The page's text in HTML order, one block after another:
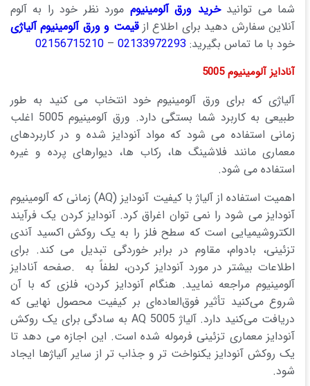
شما می توانیدخرید ورق آلومینیوم مورد نظر خود را به آلوم
آنلاین سفارش دهید برای اطلاع ازقیمت و ورق آلومینیوم آلیاژی
خود با ما تماس بگیرید: 02133972293
–
02156715210
آنادایز آلومینیوم 5005
آلیاژی که برای ورق آلومینیوم خود انتخاب می کنید به طور
طبیعی به کاربرد شما بستگی دارد. ورق آلومینیوم 5005 اغلب
زمانی استفاده می شود که مواد آنودایز شده و در کاربردهای
معماری مانند فلاشینگ ها، رکاب ها، دیوارهای پرده و غیره
استفاده می شود.
اهمیت استفاده از آلیاژ با کیفیت آنودایز (AQ) زمانی که آلومینیوم
آنودایز می شود را نمی توان اغراق کرد. آنودایز کردن یک فرآیند
الکتروشیمیایی است که سطح فلز را به یک روکش اکسید آندی
تزئینی، بادوام، مقاوم در برابر خوردگی تبدیل می کند. برای
اطلاعات بیشتر در مورد آنودایز کردن، لطفاً به .صفحه آنادایز
آلومینیوم مراجعه نمایید. هنگام آنودایز کردن، فلزی که با آن
شروع می‌کنید تأثیر فوق‌العاده‌ای بر کیفیت محصول نهایی که
دریافت می‌کنید دارد. آلیاژ 5005 AQ به سادگی برای یک روکش
آنودایز معماری تزئینی فرموله شده است. این اجازه می دهد تا
یک روکش آنودایز یکنواخت تر و جذاب تر از سایر آلیاژها ایجاد
شود.